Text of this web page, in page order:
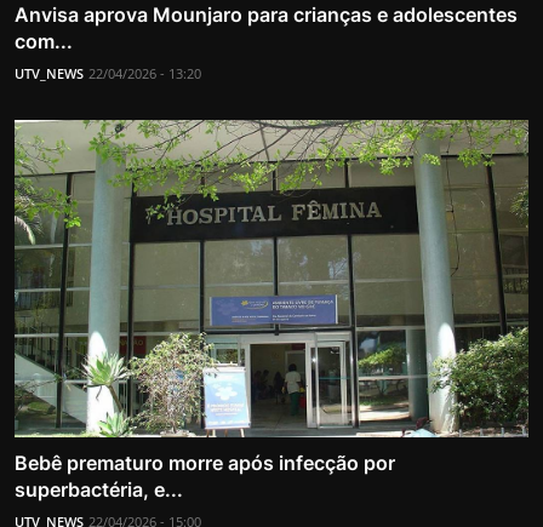
Anvisa aprova Mounjaro para crianças e adolescentes
com...
UTV_NEWS 22/04/2026 - 13:20
Bebê prematuro morre após infecção por
superbactéria, e...
UTV_NEWS 22/04/2026 - 15:00